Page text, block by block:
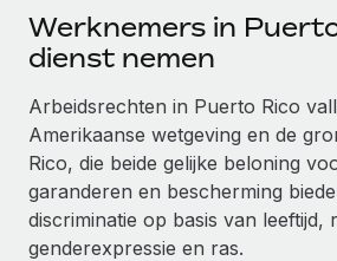
DIENSTEN
Krijg hulp van global HR- en
Achtergrondonderzoek
Vereenvoudig het
kandidaten
Een partner worden
CASESTUDY'S
Newsroom
Inzichtencentrum
Support
Alle bronnen bekijken
Werknemers in
dienst nemen
Arbeidsrechten in Puerto Rico
Amerikaanse wetgeving en de
Rico, die beide gelijke beloning
garanderen en bescherming
discriminatie op basis van leeftijd,
genderexpressie en ras.